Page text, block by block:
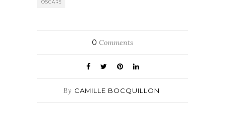
OSCARS
0 Comments
By CAMILLE BOCQUILLON